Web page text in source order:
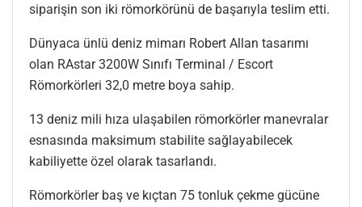
siparişin son iki römorkörünü de başarıyla teslim etti.
Dünyaca ünlü deniz mimarı Robert Allan tasarımı
olan RAstar 3200W Sınıfı Terminal / Escort
Römorkörleri 32,0 metre boya sahip.
13 deniz mili hıza ulaşabilen römorkörler manevralar
esnasında maksimum stabilite sağlayabilecek
kabiliyette özel olarak tasarlandı.
Römorkörler baş ve kıçtan 75 tonluk çekme gücüne